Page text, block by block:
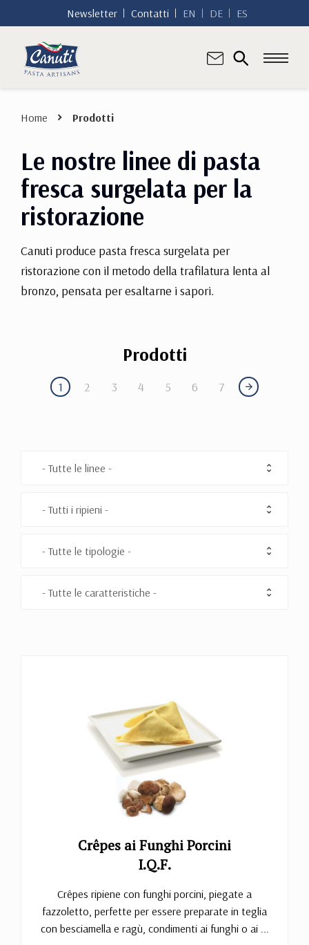
Newsletter Contatti EN DE ES
Home Prodotti
Le nostre linee di pasta
fresca surgelata per la
ristorazione
Canuti produce pasta fresca surgelata per
ristorazione con il metodo della trafilatura lenta al
bronzo, pensata per esaltarne i sapori.
Prodotti
1 2 3 4 5 6 7
- Tutte le linee -
- Tutti i ripieni -
- Tutte le tipologie -
- Tutte le caratteristiche -
Crêpes ai Funghi Porcini
I.Q.F.
Crêpes ripiene con funghi porcini, piegate a
fazzoletto, perfette per essere preparate in teglia
con besciamella e ragù, condimenti ai funghi o ai ...